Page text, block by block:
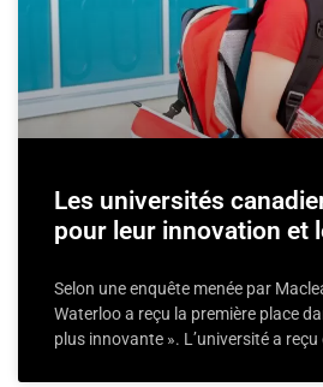
Les universités
pour leur innovation et
Selon une enquête menée par
Waterloo a reçu la première place
plus innovante ». L’université a reçu